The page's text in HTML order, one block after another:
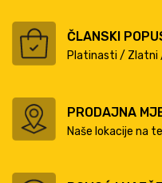
ČLANSKI
Platinasti / Zlatni
PRODAJNA
Naše lokacije na